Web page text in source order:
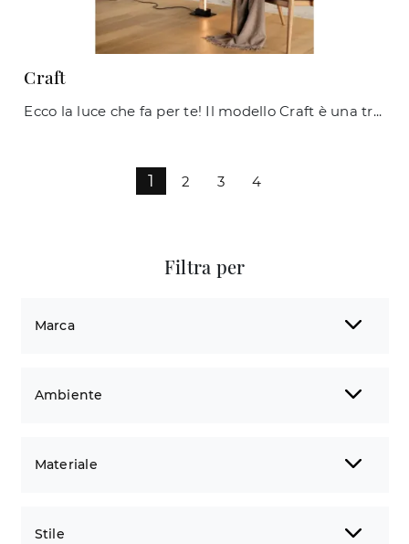
Craft
Ecco la luce che fa per te! Il modello Craft è una tra le nostre lampade da terra di Ideal Lux.
1 2 3 4
Filtra per
Marca
Ambiente
Materiale
Stile